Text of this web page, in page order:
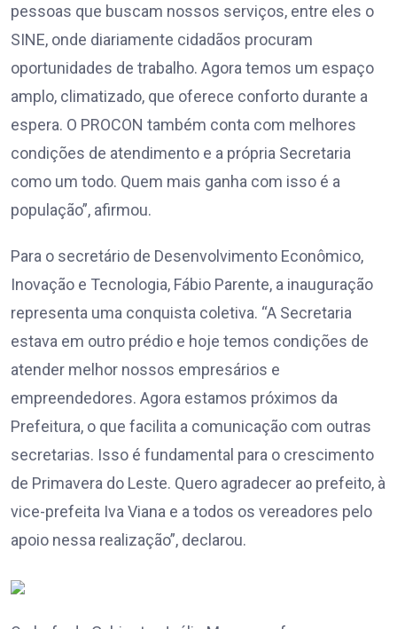
pessoas que buscam nossos serviços, entre eles o
SINE, onde diariamente cidadãos procuram
oportunidades de trabalho. Agora temos um espaço
amplo, climatizado, que oferece conforto durante a
espera. O PROCON também conta com melhores
condições de atendimento e a própria Secretaria
como um todo. Quem mais ganha com isso é a
população”, afirmou.
Para o secretário de Desenvolvimento Econômico,
Inovação e Tecnologia, Fábio Parente, a inauguração
representa uma conquista coletiva. “A Secretaria
estava em outro prédio e hoje temos condições de
atender melhor nossos empresários e
empreendedores. Agora estamos próximos da
Prefeitura, o que facilita a comunicação com outras
secretarias. Isso é fundamental para o crescimento
de Primavera do Leste. Quero agradecer ao prefeito, à
vice-prefeita Iva Viana e a todos os vereadores pelo
apoio nessa realização”, declarou.